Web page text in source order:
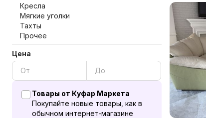
Кресла
Мягкие уголки
Тахты
Прочее
Цена
Товары от Куфар Маркета
Покупайте новые товары, как в
обычном интернет-магазине